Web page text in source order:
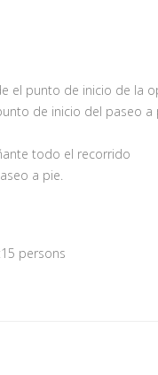
el punto de inicio de la
de inicio del paseo
todo el recorrido
a pie.
:15 persons